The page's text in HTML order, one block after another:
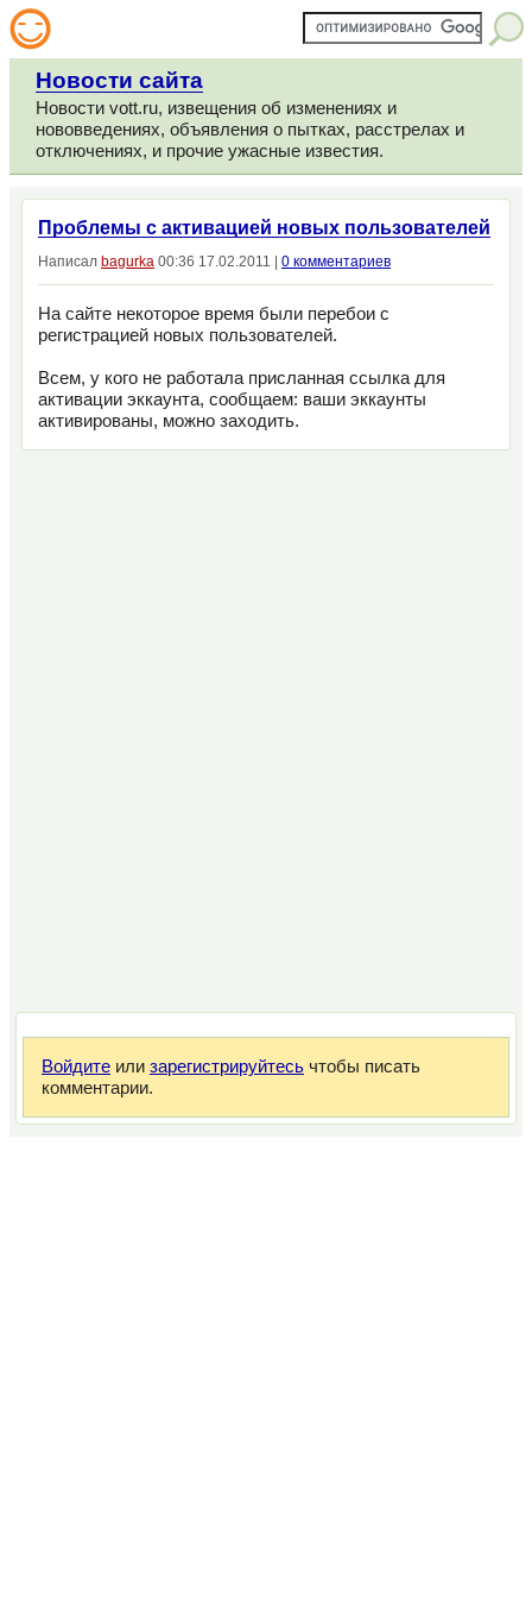
Новости сайта
Новости vott.ru, извещения об изменениях и
нововведениях, объявления о пытках, расстрелах и
отключениях, и прочие ужасные известия.
Проблемы с активацией новых пользователей
Написал bagurka 00:36 17.02.2011 | 0 комментариев
На сайте некоторое время были перебои с
регистрацией новых пользователей.
Всем, у кого не работала присланная ссылка для
активации эккаунта, сообщаем: ваши эккаунты
активированы, можно заходить.
Войдите или зарегистрируйтесь чтобы писать
комментарии.